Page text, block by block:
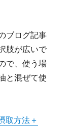
ブログ記事
肢が広いで
で、使う場
と混ぜて使
取方法＋